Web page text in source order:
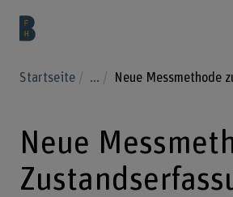
Startseite ...
Neue